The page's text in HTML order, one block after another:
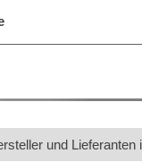
und Lieferanten